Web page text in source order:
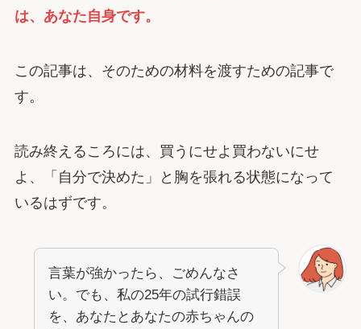
は、あなた自身です。
この記事は、そのための材料を渡すための記事で
す。
読み終えるころには、買うにせよ買わないにせ
よ、「自分で決めた」と胸を張れる状態になって
いるはずです。
言葉が強かったら、ごめんなさ
い。でも、私の25年の試行錯誤
を、あなたとあなたの赤ちゃんの